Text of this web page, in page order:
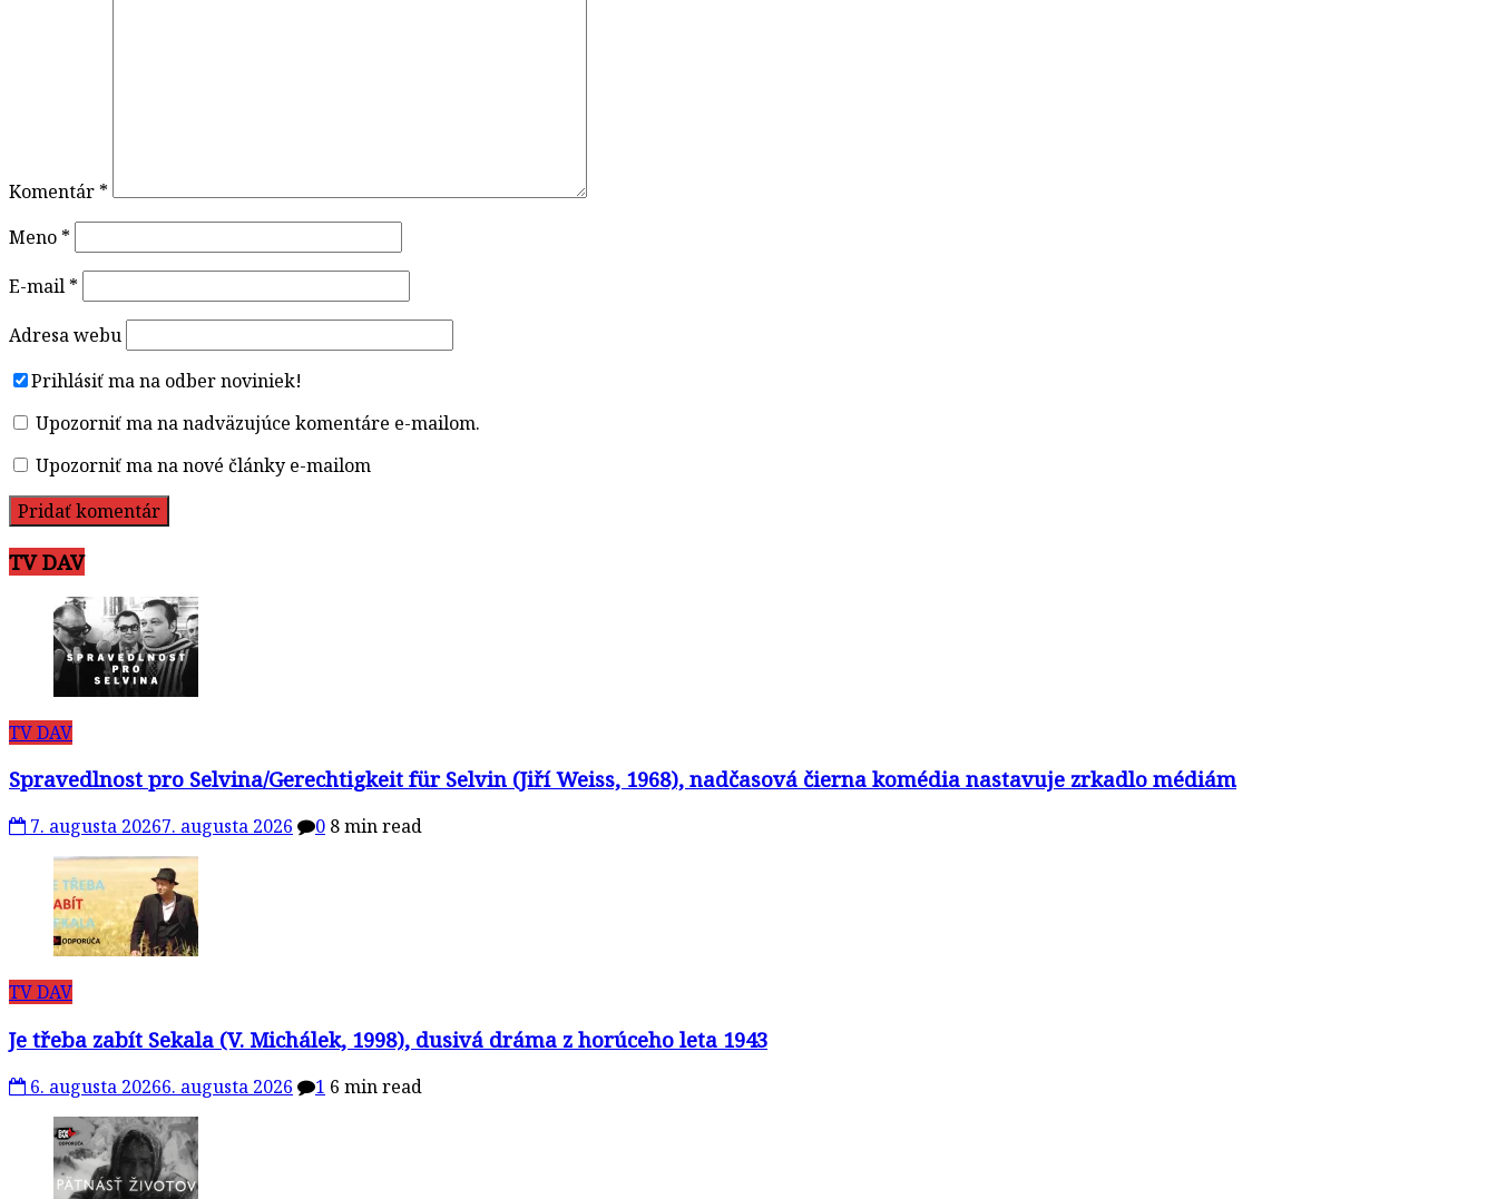
Komentár *
Meno *
E-mail *
Adresa webu
Prihlásiť ma na odber noviniek!
Upozorniť ma na nadväzujúce komentáre e-mailom.
Upozorniť ma na nové články e-mailom
TV DAV
TV DAV
Spravedlnost pro Selvina/Gerechtigkeit für Selvin (Jiří Weiss, 1968), nadčasová čierna komédia nastavuje zrkadlo médiám
7. augusta 20267. augusta 2026 0 8 min read
TV DAV
Je třeba zabít Sekala (V. Michálek, 1998), dusivá dráma z horúceho leta 1943
6. augusta 20266. augusta 2026 1 6 min read